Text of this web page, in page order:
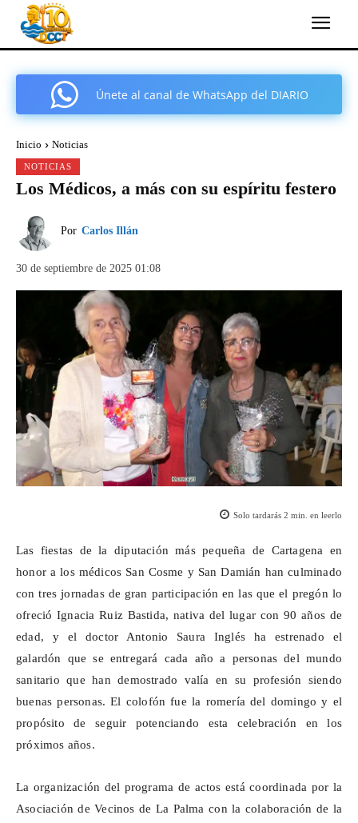
Únete al canal de WhatsApp del DIARIO
Inicio Noticias
NOTICIAS
Los Médicos, a más con su espíritu festero
Por Carlos Illán
30 de septiembre de 2025 01:08
Solo tardarás 2 min. en leerlo
Las fiestas de la diputación más pequeña de Cartagena en
honor a los médicos San Cosme y San Damián han culminado
con tres jornadas de gran participación en las que el pregón lo
ofreció Ignacia Ruiz Bastida, nativa del lugar con 90años de
edad, y el doctor Antonio Saura Inglés ha estrenado el
galardón que se entregará cada año a personas del mundo
sanitario que han demostrado valía en su profesión siendo
buenas personas. El colofón fue la romería del domingo y el
propósito de seguir potenciando esta celebración en los
próximos años.
La organización del programa de actos está coordinada por la
Asociación de Vecinos de La Palma con la colaboración de la